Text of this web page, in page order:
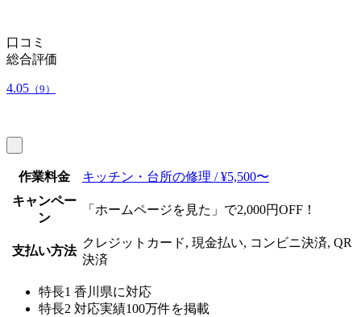
口コミ
総合評価
4.05 （9）
作業料金
キッチン・台所の修理 / ¥5,500〜
キャンペー
ン
「ホームページを見た」で2,000円OFF！
支払い方法
クレジットカード, 現金払い, コンビニ決済, QR
決済
特長1 香川県に対応
特長2 対応実績100万件を掲載